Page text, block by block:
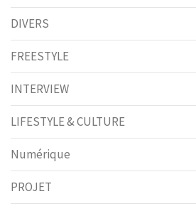
DIVERS
FREESTYLE
INTERVIEW
LIFESTYLE & CULTURE
Numérique
PROJET